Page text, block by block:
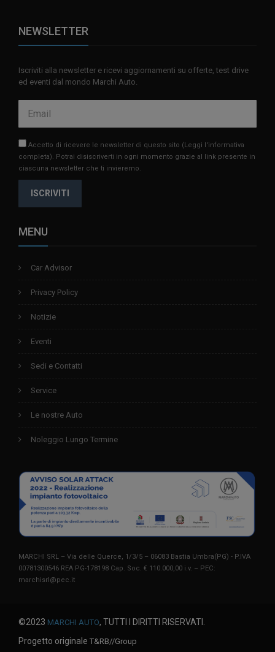
NEWSLETTER
Iscriviti alla newsletter e ricevi aggiornamenti su offerte, test drive
ed eventi dal mondo Marchi Auto.
Accetto di ricevere le newsletter di questo sito (Leggi l'informativa
completa). Potrai disiscriverti in ogni momento grazie al link presente in
ciascuna newsletter che ti invieremo.
ISCRIVITI
MENU
Car Advisor
Privacy Policy
Notizie
Eventi
Sedi e Contatti
Service
Le nostre Auto
Noleggio Lungo Termine
MARCHI SRL – Via delle Querce, 1/3/5 – 06083 Bastia Umbra(PG) - P.IVA
00781300546 REA PG-178198 Cap. Soc. € 110.000,00 i.v. – PEC:
marchisrl@pec.it
©2023 MARCHI AUTO, TUTTI I DIRITTI RISERVATI.
Progetto originale T&RB//Group